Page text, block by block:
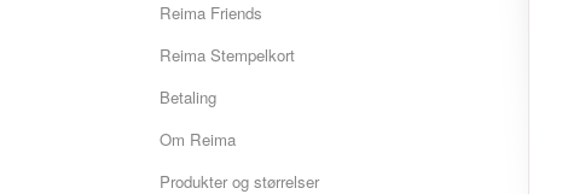
Reima Friends
Reima Stempelkort
Betaling
Om Reima
Produkter og størrelser